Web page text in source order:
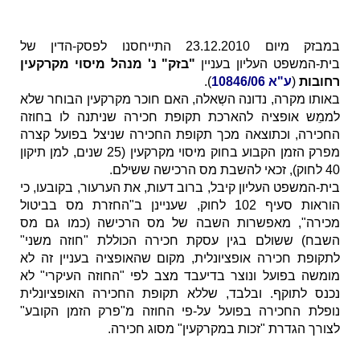
במבזק מיום 23.12.2010 התייחסנו לפסק-הדין
של
בית-המשפט העליון בעניין "בזק" נ' מנהל מיסוי מקרקעין
רחובות (ע"א 10846/06
).
באותו מקרה, נדונה השְאלה, האם חוכר מקרקעין הבוחר שלא
לממֵש אופציה להארכת תקופת חכירה שניתנה לו בחוזה
החכירה, וכתוצאה מכך תקופת החכירה שניצל בפועל קצרה
מפרק הזמן הקבוע בחוק מיסוי מקרקעין (25 שנים, למן תיקון
40 לחוק), זכאי להשבת מס הרכישה ששילם.
בית-המשפט העליון קיבל, ברוב דעות, את הערעור, בקובעו, כי
הוראות סעיף 102 לחוק, שעניינן ב"החזרת מס בביטול
מכירה", מאפשרות השבה של מס הרכישה (כמו גם מס
השבח) ששולם בגין עסקת חכירה הכוללת "חוזה משני"
לתקופת חכירה אופציונלית, מקום שהאופציה בעניין זה לא
מומשה בפועל ונוצר בדיעבד מצב לפי "החוזה העיקרי" לא
נכנס לתוקף. ובלבד, שללא תקופת החכירה האופציונלית
נופלת החכירה בפועל על-פי החוזה מ"פרק הזמן הקובע"
לצורך הגדרת "זכות במקרקעין" מסוג חכירה.